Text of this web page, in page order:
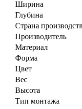
Ширина
Глубина
Страна
Производитель
Материал
Форма
Цвет
Вес
Высота
Тип монтажа